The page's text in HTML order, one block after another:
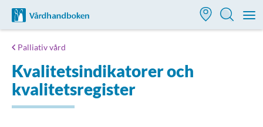
Till startsidan för Vårdhandboken
Palliativ vård
Kvalitetsindikatorer och
kvalitetsregister